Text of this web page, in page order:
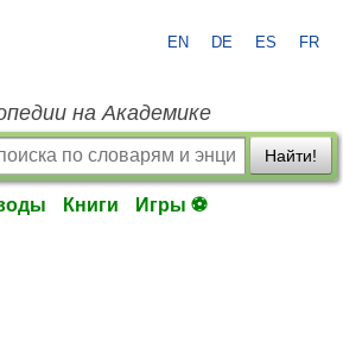
EN DE ES FR
на Академике
Найти!
Книги Игры ⚽